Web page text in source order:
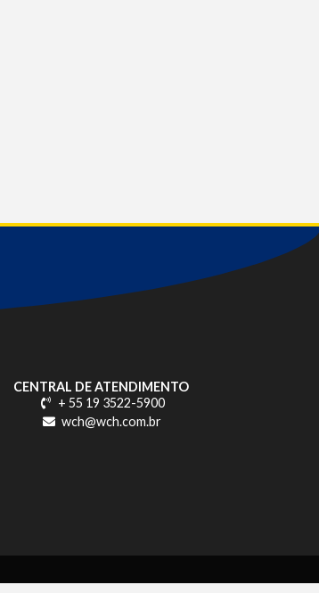
CENTRAL DE ATENDIMENTO
+ 55 19 3522-5900
wch@wch.com.br